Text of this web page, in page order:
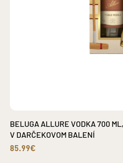
BELUGA ALLURE VODKA 700 ML,
V DARČEKOVOM BALENÍ
85.99€